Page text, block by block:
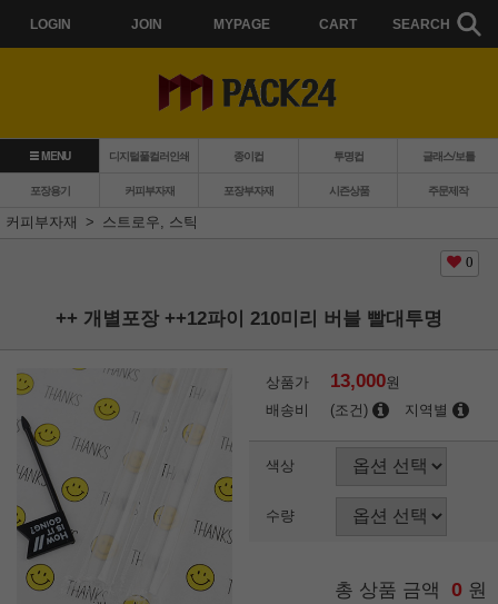
LOGIN JOIN MYPAGE CART SEARCH
MENU 디지털풀컬러인쇄 종이컵 투명컵 글래스/보틀
포장용기 커피부자재 포장부자재 시즌상품
주문제작
커피부자재
스트로우, 스틱
0
++ 개별포장 ++12파이 210미리 버블 빨대투명
상품가 13,000원
배송비
(조건) 지역별
색상
수량
총 상품 금액 0 원